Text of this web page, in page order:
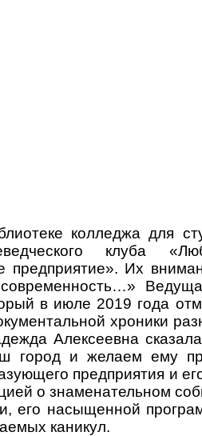
колледжа для
предприятие». Их
в июле 2019 года
хроники
Алексеевна
город и желаем ему
предприятия и
о знаменательном
его насыщенной
каникул.